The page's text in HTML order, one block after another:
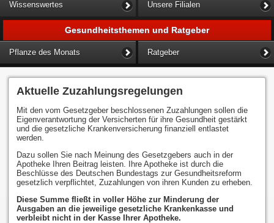
Wissenswertes Unsere Filialen
Gesundheitsthemen und Ratgeber
Pflanze des Monats Ratgeber
Aktuelle Zuzahlungsregelungen
Mit den vom Gesetzgeber beschlossenen Zuzahlungen sollen die
Eigenverantwortung der Versicherten für ihre Gesundheit gestärkt
und die gesetzliche Krankenversicherung finanziell entlastet
werden.
Dazu sollen Sie nach Meinung des Gesetzgebers auch in der
Apotheke Ihren Beitrag leisten. Ihre Apotheke ist durch die
Beschlüsse des Deutschen Bundestags zur Gesundheitsreform
gesetzlich verpflichtet, Zuzahlungen von ihren Kunden zu erheben.
Diese Summe fließt in voller Höhe zur Minderung der
Ausgaben an die jeweilige gesetzliche Krankenkasse und
verbleibt nicht in der Kasse Ihrer Apotheke.